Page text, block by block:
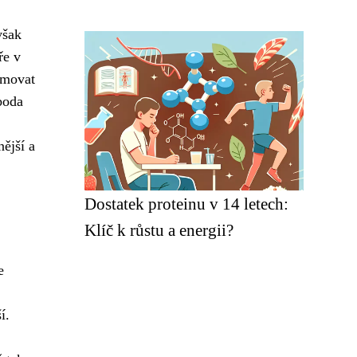
v
a
Dostatek proteinu v 14 letech:
Klíč k růstu a energii?